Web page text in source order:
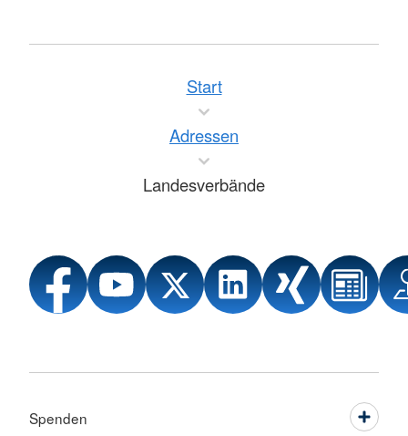
Start
Adressen
Landesverbände
Spenden